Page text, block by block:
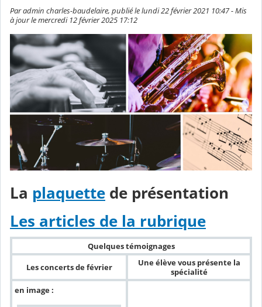
Par admin charles-baudelaire, publié le lundi 22 février 2021 10:47 - Mis
à jour le mercredi 12 février 2025 17:12
La plaquette de présentation
Les articles de la rubrique
Quelques témoignages
Les concerts de février
Une élève vous présente la
spécialité
en image :